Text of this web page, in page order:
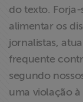
do texto.
alimentar os
jornalistas,
frequente
segundo
uma violação